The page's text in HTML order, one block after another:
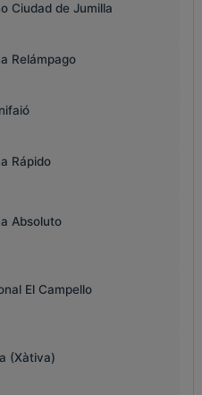
Ciudad de Jumilla
Relámpago
Rápido
Absoluto
El Campello
(Xàtiva)